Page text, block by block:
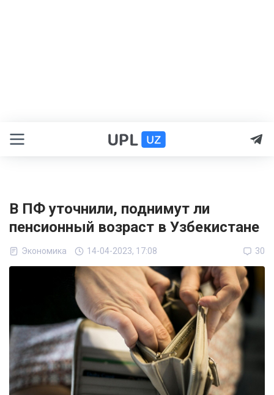
В ПФ уточнили, поднимут ли
пенсионный возраст в Узбекистане
Экономика 14-04-2023, 17:08 30